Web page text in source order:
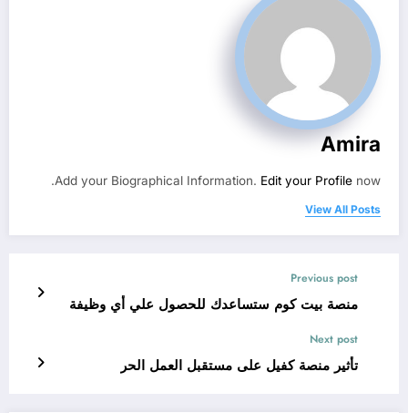
Amira
Add your Biographical Information. Edit your Profile now.
View All Posts
Previous post
منصة بيت كوم ستساعدك للحصول علي أي وظيفة
Next post
تأثير منصة كفيل على مستقبل العمل الحر